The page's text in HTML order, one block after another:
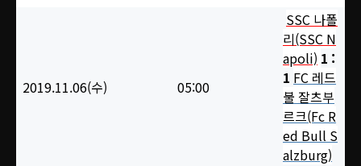
2019.11.06(수) 05:00
SSC 나폴
리(SSC N
apoli) 1 :
1 FC 레드
불 잘츠부
르크(Fc R
ed Bull S
alzburg)